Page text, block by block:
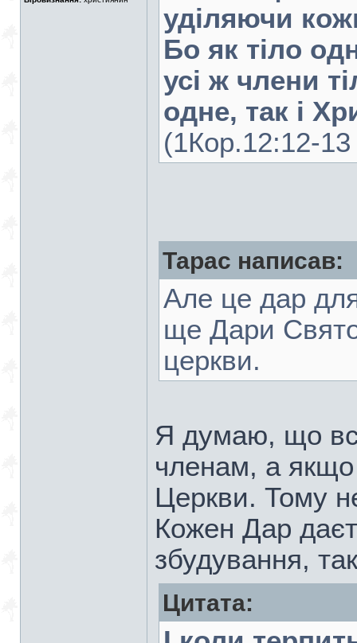
уділяючи
Бо як тіло
усі ж члени
одне, так і
(1Кор.12:12-
Тарас написав:
Але це дар
ще Дари
церкви.
Я думаю, що
членам, а
Церкви. Тому
Кожен Дар
збудування,
Цитата: